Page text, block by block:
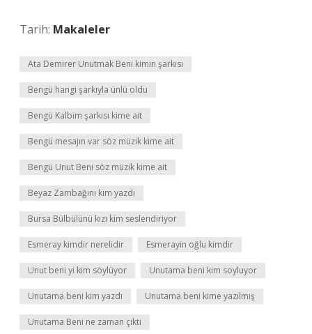
Tarih: Makaleler
Ata Demirer Unutmak Beni kimin şarkısı
Bengü hangi şarkıyla ünlü oldu
Bengü Kalbim şarkısı kime ait
Bengü mesajın var söz müzik kime ait
Bengü Unut Beni söz müzik kime ait
Beyaz Zambağını kim yazdı
Bursa Bülbülünü kızı kim seslendiriyor
Esmeray kimdir nerelidir Esmerayin oğlu kimdir
Unut beni yi kim söylüyor Unutama beni kim soyluyor
Unutama beni kim yazdı Unutama beni kime yazılmış
Unutama Beni ne zaman çıktı